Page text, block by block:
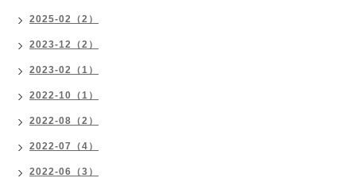
2025-02（2）
2023-12（2）
2023-02（1）
2022-10（1）
2022-08（2）
2022-07（4）
2022-06（3）